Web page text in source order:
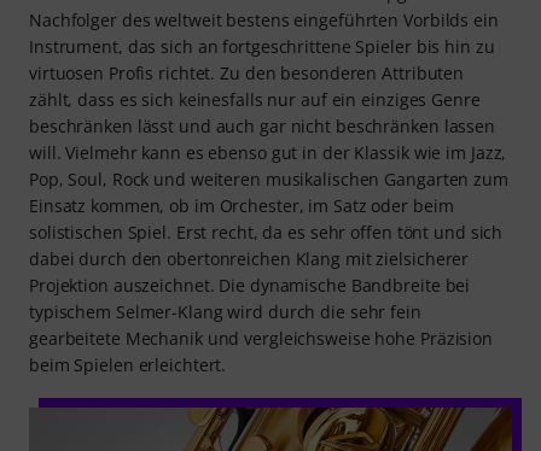
Nachfolger des weltweit bestens eingeführten Vorbilds ein
Instrument, das sich an fortgeschrittene Spieler bis hin zu
virtuosen Profis richtet. Zu den besonderen Attributen
zählt, dass es sich keinesfalls nur auf ein einziges Genre
beschränken lässt und auch gar nicht beschränken lassen
will. Vielmehr kann es ebenso gut in der Klassik wie im Jazz,
Pop, Soul, Rock und weiteren musikalischen Gangarten zum
Einsatz kommen, ob im Orchester, im Satz oder beim
solistischen Spiel. Erst recht, da es sehr offen tönt und sich
dabei durch den obertonreichen Klang mit zielsicherer
Projektion auszeichnet. Die dynamische Bandbreite bei
typischem Selmer-Klang wird durch die sehr fein
gearbeitete Mechanik und vergleichsweise hohe Präzision
beim Spielen erleichtert.